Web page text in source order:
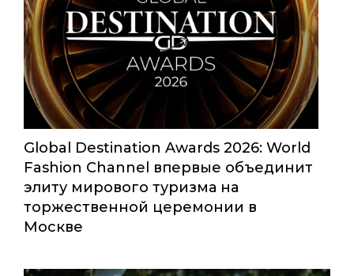
Global Destination Awards 2026: World
Fashion Channel впервые объединит
элиту мирового туризма на
торжественной церемонии в
Москве